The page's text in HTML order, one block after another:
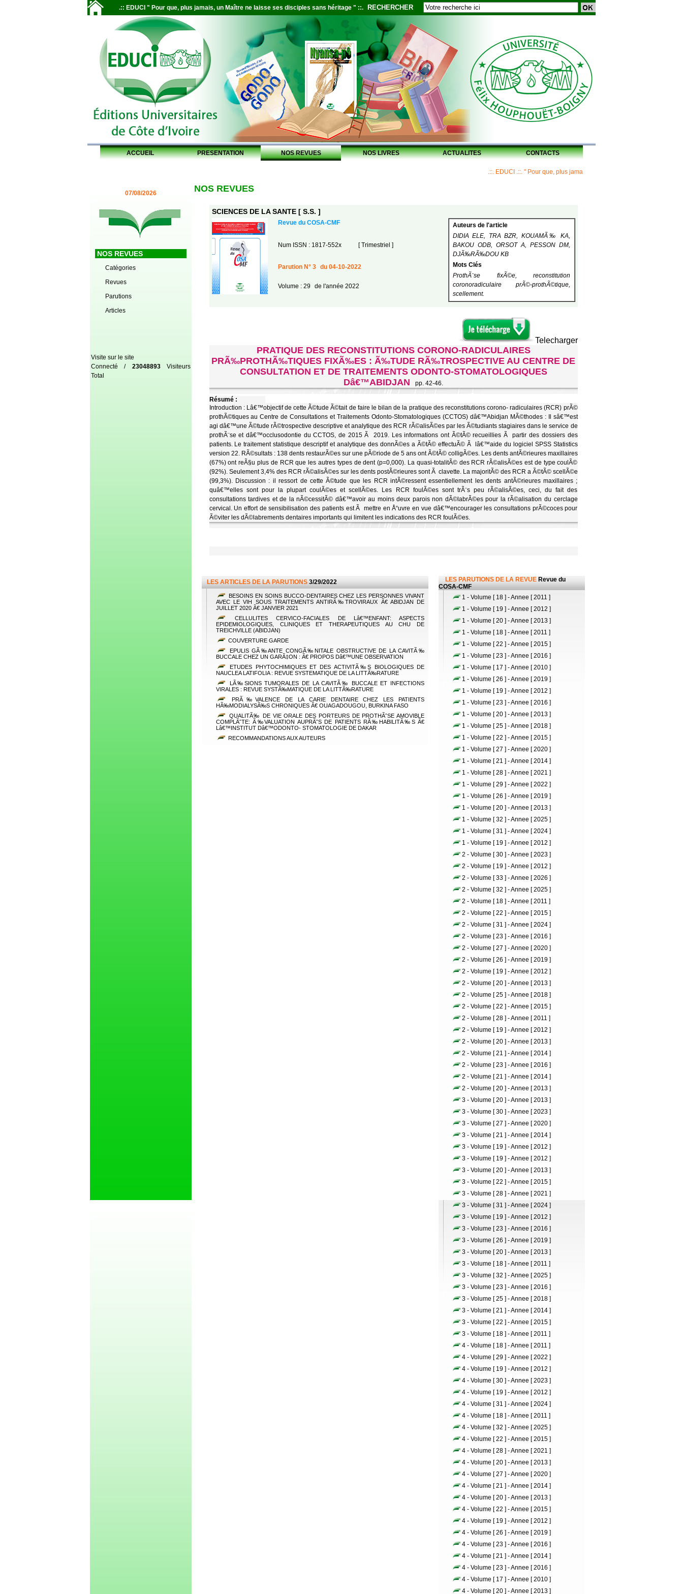
.:: EDUCI " Pour que, plus jamais, un Maître ne laisse ses disciples sans héritage " ::. RECHERCHER
ACCUEIL PRESENTATION NOS REVUES NOS LIVRES ACTUALITES CONTACTS
.::. EDUCI .::. " Pour que, plus jamais, un Maître ne laisse ses disciples
07/08/2026
NOS REVUES
Catégories
Revues
Parutions
Articles
Visite sur le site
Connecté / 23048893Visiteurs
Total
NOS REVUES
SCIENCES DE LA SANTE [ S.S. ]
Revue du COSA-CMF
Auteurs de l'article
DIDIA ELE, TRA BZR, KOUAMÃ‰ KA,
BAKOU ODB, ORSOT A, PESSON DM,
DJÃ‰RÃ‰DOU KB
Mots Clés
ProthÃ¨se fixÃ©e, reconstitution
coronoradiculaire prÃ©-prothÃ©tique,
scellement.
Num ISSN : 1817-552x [ Trimestriel ]
Parution N° 3 du 04-10-2022
Volume : 29 de l'année 2022
Telecharger
PRATIQUE DES RECONSTITUTIONS CORONO-RADICULAIRES
PRÃ‰PROTHÃ‰TIQUES FIXÃ‰ES : Ã‰TUDE RÃ‰TROSPECTIVE AU CENTRE DE
CONSULTATION ET DE TRAITEMENTS ODONTO-STOMATOLOGIQUES
Dâ€™ABIDJAN
pp. 42-46.
Résumé :
Introduction : Lâ€™objectif de cette Ã©tude Ã©tait de faire le bilan de la pratique des reconstitutions corono- radiculaires (RCR) prÃ©
prothÃ©tiques au Centre de Consultations et Traitements Odonto-Stomatologiques (CCTOS) dâ€™Abidjan MÃ©thodes : Il sâ€™est
agi dâ€™une Ã©tude rÃ©trospective descriptive et analytique des RCR rÃ©alisÃ©es par les Ã©tudiants stagiaires dans le service de
prothÃ¨se et dâ€™occlusodontie du CCTOS, de 2015 Ã 2019. Les informations ont Ã©tÃ© recueillies Ã partir des dossiers des
patients. Le traitement statistique descriptif et analytique des donnÃ©es a Ã©tÃ© effectuÃ© Ã lâ€™aide du logiciel SPSS Statistics
version 22. RÃ©sultats : 138 dents restaurÃ©es sur une pÃ©riode de 5 ans ont Ã©tÃ© colligÃ©es. Les dents antÃ©rieures maxillaires
(67%) ont reÃ§u plus de RCR que les autres types de dent (p=0,000). La quasi-totalitÃ© des RCR rÃ©alisÃ©es est de type coulÃ©
(92%). Seulement 3,4% des RCR rÃ©alisÃ©es sur les dents postÃ©rieures sont Ã clavette. La majoritÃ© des RCR a Ã©tÃ© scellÃ©e
(99,3%). Discussion : il ressort de cette Ã©tude que les RCR intÃ©ressent essentiellement les dents antÃ©rieures maxillaires ;
quâ€™elles sont pour la plupart coulÃ©es et scellÃ©es. Les RCR foulÃ©es sont trÃ¨s peu rÃ©alisÃ©es, ceci, du fait des
consultations tardives et de la nÃ©cessitÃ© dâ€™avoir au moins deux parois non dÃ©labrÃ©es pour la rÃ©alisation du cerclage
cervical. Un effort de sensibilisation des patients est Ã mettre en Å“uvre en vue dâ€™encourager les consultations prÃ©coces pour
Ã©viter les dÃ©labrements dentaires importants qui limitent les indications des RCR foulÃ©es.
LES ARTICLES DE LA PARUTIONS 3/29/2022
BESOINS EN SOINS BUCCO-DENTAIRES CHEZ LES PERSONNES VIVANT
AVEC LE VIH SOUS TRAITEMENTS ANTIRÃ‰TROVIRAUX Ã€ ABIDJAN DE
JUILLET 2020 Ã€ JANVIER 2021
CELLULITES CERVICO-FACIALES DE Lâ€™ENFANT: ASPECTS
EPIDEMIOLOGIQUES, CLINIQUES ET THERAPEUTIQUES AU CHU DE
TREICHVILLE (ABIDJAN)
COUVERTURE GARDE
EPULIS GÃ‰ANTE CONGÃ‰NITALE OBSTRUCTIVE DE LA CAVITÃ‰
BUCCALE CHEZ UN GARÃ‡ON : Ã€ PROPOS Dâ€™UNE OBSERVATION
ETUDES PHYTOCHIMIQUES ET DES ACTIVITÃ‰S BIOLOGIQUES DE
NAUCLEA LATIFOLIA : REVUE SYSTEMATIQUE DE LA LITTÃ‰RATURE
LÃ‰SIONS TUMORALES DE LA CAVITÃ‰ BUCCALE ET INFECTIONS
VIRALES : REVUE SYSTÃ‰MATIQUE DE LA LITTÃ‰RATURE
PRÃ‰VALENCE DE LA CARIE DENTAIRE CHEZ LES PATIENTS
HÃ‰MODIALYSÃ‰S CHRONIQUES Ã€ OUAGADOUGOU, BURKINA FASO
QUALITÃ‰ DE VIE ORALE DES PORTEURS DE PROTHÃˆSE AMOVIBLE
COMPLÃˆTE: Ã‰VALUATION AUPRÃˆS DE PATIENTS RÃ‰HABILITÃ‰S Ã€
Lâ€™INSTITUT Dâ€™ODONTO- STOMATOLOGIE DE DAKAR
RECOMMANDATIONS AUX AUTEURS
LES PARUTIONS DE LA REVUE Revue du
COSA-CMF
1 - Volume [ 18 ] - Annee [ 2011 ]
1 - Volume [ 19 ] - Annee [ 2012 ]
1 - Volume [ 20 ] - Annee [ 2013 ]
1 - Volume [ 18 ] - Annee [ 2011 ]
1 - Volume [ 22 ] - Annee [ 2015 ]
1 - Volume [ 23 ] - Annee [ 2016 ]
1 - Volume [ 17 ] - Annee [ 2010 ]
1 - Volume [ 26 ] - Annee [ 2019 ]
1 - Volume [ 19 ] - Annee [ 2012 ]
1 - Volume [ 23 ] - Annee [ 2016 ]
1 - Volume [ 20 ] - Annee [ 2013 ]
1 - Volume [ 25 ] - Annee [ 2018 ]
1 - Volume [ 22 ] - Annee [ 2015 ]
1 - Volume [ 27 ] - Annee [ 2020 ]
1 - Volume [ 21 ] - Annee [ 2014 ]
1 - Volume [ 28 ] - Annee [ 2021 ]
1 - Volume [ 29 ] - Annee [ 2022 ]
1 - Volume [ 26 ] - Annee [ 2019 ]
1 - Volume [ 20 ] - Annee [ 2013 ]
1 - Volume [ 32 ] - Annee [ 2025 ]
1 - Volume [ 31 ] - Annee [ 2024 ]
1 - Volume [ 19 ] - Annee [ 2012 ]
2 - Volume [ 30 ] - Annee [ 2023 ]
2 - Volume [ 19 ] - Annee [ 2012 ]
2 - Volume [ 33 ] - Annee [ 2026 ]
2 - Volume [ 32 ] - Annee [ 2025 ]
2 - Volume [ 18 ] - Annee [ 2011 ]
2 - Volume [ 22 ] - Annee [ 2015 ]
2 - Volume [ 31 ] - Annee [ 2024 ]
2 - Volume [ 23 ] - Annee [ 2016 ]
2 - Volume [ 27 ] - Annee [ 2020 ]
2 - Volume [ 26 ] - Annee [ 2019 ]
2 - Volume [ 19 ] - Annee [ 2012 ]
2 - Volume [ 20 ] - Annee [ 2013 ]
2 - Volume [ 25 ] - Annee [ 2018 ]
2 - Volume [ 22 ] - Annee [ 2015 ]
2 - Volume [ 28 ] - Annee [ 2011 ]
2 - Volume [ 19 ] - Annee [ 2012 ]
2 - Volume [ 20 ] - Annee [ 2013 ]
2 - Volume [ 21 ] - Annee [ 2014 ]
2 - Volume [ 23 ] - Annee [ 2016 ]
2 - Volume [ 21 ] - Annee [ 2014 ]
2 - Volume [ 20 ] - Annee [ 2013 ]
3 - Volume [ 20 ] - Annee [ 2013 ]
3 - Volume [ 30 ] - Annee [ 2023 ]
3 - Volume [ 27 ] - Annee [ 2020 ]
3 - Volume [ 21 ] - Annee [ 2014 ]
3 - Volume [ 19 ] - Annee [ 2012 ]
3 - Volume [ 19 ] - Annee [ 2012 ]
3 - Volume [ 20 ] - Annee [ 2013 ]
3 - Volume [ 22 ] - Annee [ 2015 ]
3 - Volume [ 28 ] - Annee [ 2021 ]
3 - Volume [ 31 ] - Annee [ 2024 ]
3 - Volume [ 19 ] - Annee [ 2012 ]
3 - Volume [ 23 ] - Annee [ 2016 ]
3 - Volume [ 26 ] - Annee [ 2019 ]
3 - Volume [ 20 ] - Annee [ 2013 ]
3 - Volume [ 18 ] - Annee [ 2011 ]
3 - Volume [ 32 ] - Annee [ 2025 ]
3 - Volume [ 23 ] - Annee [ 2016 ]
3 - Volume [ 25 ] - Annee [ 2018 ]
3 - Volume [ 21 ] - Annee [ 2014 ]
3 - Volume [ 22 ] - Annee [ 2015 ]
3 - Volume [ 18 ] - Annee [ 2011 ]
4 - Volume [ 18 ] - Annee [ 2011 ]
4 - Volume [ 29 ] - Annee [ 2022 ]
4 - Volume [ 19 ] - Annee [ 2012 ]
4 - Volume [ 30 ] - Annee [ 2023 ]
4 - Volume [ 19 ] - Annee [ 2012 ]
4 - Volume [ 31 ] - Annee [ 2024 ]
4 - Volume [ 18 ] - Annee [ 2011 ]
4 - Volume [ 32 ] - Annee [ 2025 ]
4 - Volume [ 22 ] - Annee [ 2015 ]
4 - Volume [ 28 ] - Annee [ 2021 ]
4 - Volume [ 20 ] - Annee [ 2013 ]
4 - Volume [ 27 ] - Annee [ 2020 ]
4 - Volume [ 21 ] - Annee [ 2014 ]
4 - Volume [ 20 ] - Annee [ 2013 ]
4 - Volume [ 22 ] - Annee [ 2015 ]
4 - Volume [ 19 ] - Annee [ 2012 ]
4 - Volume [ 26 ] - Annee [ 2019 ]
4 - Volume [ 23 ] - Annee [ 2016 ]
4 - Volume [ 21 ] - Annee [ 2014 ]
4 - Volume [ 23 ] - Annee [ 2016 ]
4 - Volume [ 17 ] - Annee [ 2010 ]
4 - Volume [ 20 ] - Annee [ 2013 ]